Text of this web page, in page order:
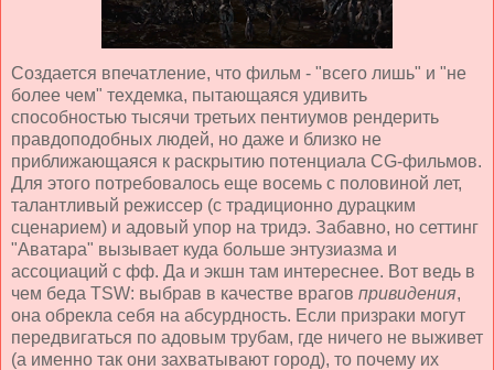
Создается впечатление, что фильм - "всего лишь" и "не
более чем" техдемка, пытающаяся удивить
способностью тысячи третьих пентиумов рендерить
правдоподобных людей, но даже и близко не
приближающаяся к раскрытию потенциала CG-фильмов.
Для этого потребовалось еще восемь с половиной лет,
талантливый режиссер (с традиционно дурацким
сценарием) и адовый упор на тридэ. Забавно, но сеттинг
"Аватара" вызывает куда больше энтузиазма и
ассоциаций с фф. Да и экшн там интереснее. Вот ведь в
чем беда TSW: выбрав в качестве врагов привидения,
она обрекла себя на абсурдность. Если призраки могут
передвигаться по адовым трубам, где ничего не выживет
(а именно так они захватывают город), то почему их